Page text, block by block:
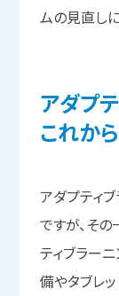
ムの見直し
アダプ
これから
アダプティ
ですが、そ
ティブラー
備やタブレ